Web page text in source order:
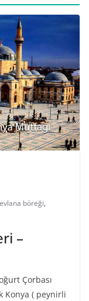
böreği,
–
Çorbası
Konya ( peynirli